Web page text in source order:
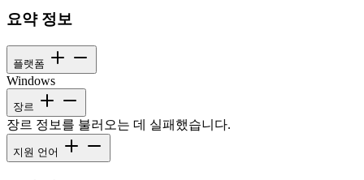
요약 정보
플랫폼
Windows
장르
장르 정보를 불러오는 데 실패했습니다.
지원 언어